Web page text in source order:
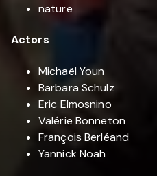
nature
Actors
Michaël Youn
Barbara Schulz
Eric Elmosnino
Valérie Bonneton
François Berléand
Yannick Noah